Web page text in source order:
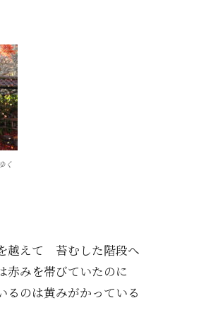
く
越えて 苔むした階段へ
赤みを帯びていたのに
るのは黄みがかっている